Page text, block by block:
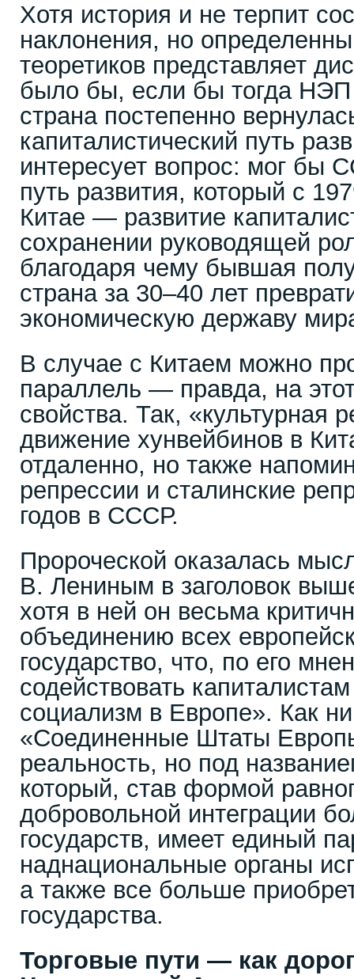
Хотя история и не терпит
наклонения, но
теоретиков представляет
было бы, если бы тогда НЭП
страна постепенно
капиталистический путь
интересует вопрос: мог бы
путь развития, который с
Китае — развитие
сохранении руководящей
благодаря чему бывшая
страна за 30–40 лет
экономическую державу
В случае с Китаем можно
параллель — правда, на
свойства. Так, «культурная
движение хунвейбинов в
отдаленно, но также
репрессии и сталинские
годов в СССР.
Пророческой оказалась
В. Лениным в заголовок
хотя в ней он весьма
объединению всех
государство, что, по его
содействовать
социализм в Европе». Как
«Соединенные Штаты
реальность, но под
который, став формой
добровольной интеграции
государств, имеет единый
наднациональные органы
а также все больше
государства.
Торговые пути — как